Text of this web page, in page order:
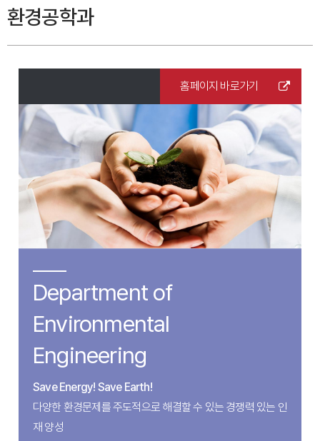
환경공학과
홈페이지 바로가기
Department of
Environmental
Engineering
Save Energy! Save Earth!
다양한 환경문제를 주도적으로 해결할 수 있는 경쟁력 있는 인
재 양성